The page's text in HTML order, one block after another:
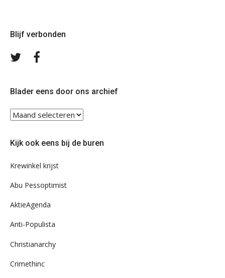
Blijf verbonden
Volg
Blader eens door ons archief
Blader
eens
ons
Kijk ook eens bij de buren
Krewinkel krijst
Abu Pessoptimist
AktieAgenda
Anti-Populista
Christianarchy
Crimethinc